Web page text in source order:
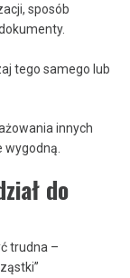
sposób
tego samego lub
innych
wygodną.
do
trudna –